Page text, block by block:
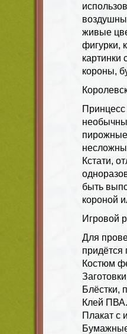
живые
фигурки,
картинки
короны,
Кстати,
быть
короной
Игровой
Для
придётся
Костюм
Блёстки,
Клей ПВА.
Плакат с